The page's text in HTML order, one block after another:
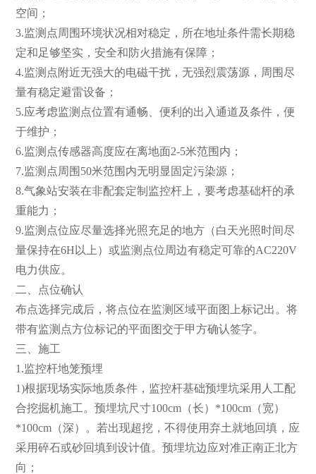
空间；
3.监测点周围环境状况相对稳定，所在地址条件需长期稳
定和足够坚实，安全和防火措施有保障；
4.监测点附近无强大的电磁干扰，无强烈震荡源，周围尽
量有稳定避雷设备；
5.应考虑监测点位置有通畅、便利的出入通道及条件，便
于维护；
6.监测点传感器高度应在离地面2-5米范围内；
7.监测点周围50米范围内无明显固定污染源；
8.气象站安装在非配套定制监控杆上，要考虑基础杆的承
重能力；
9.监测点位应尽量选择光照充足的地方（白天光照时间尽
量保持在6H以上）或监测点位周边有稳定可靠的AC220V
电力供应。
二、点位确认
布点选择完成后，将点位在监测区域平面图上标记出。将
带有监测点方位标记的平面图交于甲方确认签字。
三、施工
1.监控杆地笼预埋
1)根据现场实际地质条件，监控杆基础预埋坑采用人工配
合挖掘机施工。预埋坑尺寸100cm（长）*100cm（宽）
*100cm（深）。若出现超挖，不得使用弃土就地回填，应
采用碎石或砂回填到设计值。预埋坑边应对准正南正北方
向；